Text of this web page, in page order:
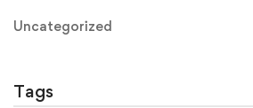
Uncategorized
Tags